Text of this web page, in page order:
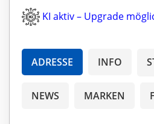
KI aktiv – Upgrade
ADRESSE INFO
NEWS MARKEN